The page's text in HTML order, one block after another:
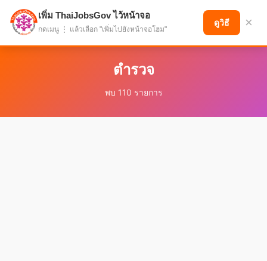
แบ่งปันโอกาส เพื่ออนาคตที่ก้าวหน้า
ตำรวจ
พบ 110 รายการ
เพิ่ม ThaiJobsGov ไว้หน้าจอ
กดเมนู ⋮ แล้วเลือก "เพิ่มไปยังหน้าจอโฮม"
ดูวิธี ×